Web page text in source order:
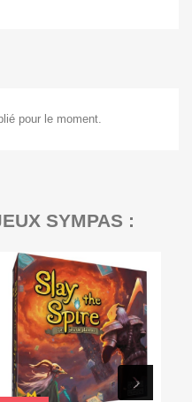
pour le moment.
SYMPAS :